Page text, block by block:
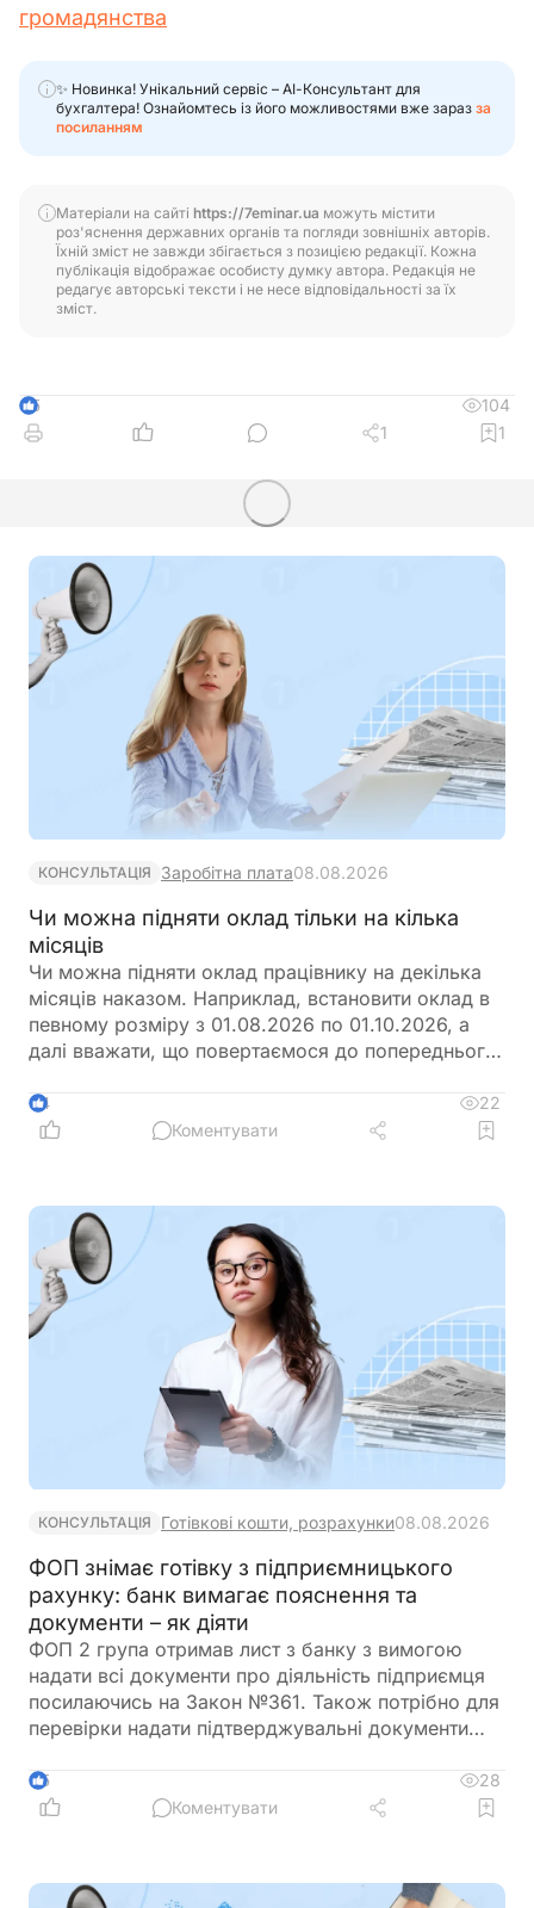
громадянства
✨ Новинка! Унікальний сервіс – АІ-Консультант для
бухгалтера! Ознайомтесь із його можливостями вже зараз за
посиланням
Матеріали на сайті https://7eminar.ua можуть містити
роз'яснення державних органів та погляди зовнішніх авторів.
Їхній зміст не завжди збігається з позицією редакції. Кожна
публікація відображає особисту думку автора. Редакція не
редагує авторські тексти і не несе відповідальності за їх
зміст.
5
104
1
1
КОНСУЛЬТАЦІЯ Заробітна плата08.08.2026
Чи можна підняти оклад тільки на кілька
місяців
Чи можна підняти оклад працівнику на декілька
місяців наказом. Наприклад, встановити оклад в
певному розміру з 01.08.2026 по 01.10.2026, а
далі вважати, що повертаємося до попереднього
4
22
Коментувати
КОНСУЛЬТАЦІЯ Готівкові кошти, розрахунки08.08.2026
ФОП знімає готівку з підприємницького
рахунку: банк вимагає пояснення та
документи – як діяти
ФОП 2 група отримав лист з банку з вимогою
надати всі документи про діяльність підприємця
посилаючись на Закон №361. Також потрібно для
перевірки надати підтверджувальні документи
готівкових коштів (в дозволеному об’ємі
періодично знімаються з поточного рахунку).
банку?
5
28
Коментувати